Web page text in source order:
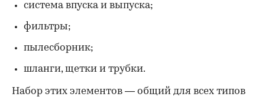
система впуска и выпуска;
фильтры;
пылесборник;
шланги, щетки и трубки.
Набор этих элементов — общий для всех типов